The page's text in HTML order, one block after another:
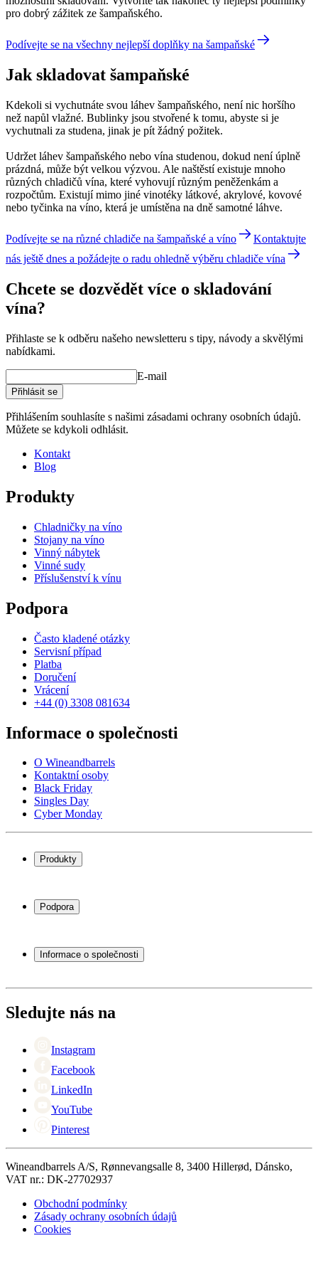
pro dobrý zážitek ze šampaňského.
Podívejte se na všechny nejlepší doplňky na šampaňské
Jak skladovat šampaňské
Kdekoli si vychutnáte svou láhev šampaňského, není nic horšího
než napůl vlažné. Bublinky jsou stvořené k tomu, abyste si je
vychutnali za studena, jinak je pít žádný požitek.
Udržet láhev šampaňského nebo vína studenou, dokud není úplně
prázdná, může být velkou výzvou. Ale naštěstí existuje mnoho
různých chladičů vína, které vyhovují různým peněženkám a
rozpočtům. Existují mimo jiné vinotéky látkové, akrylové, kovové
nebo tyčinka na víno, která je umístěna na dně samotné láhve.
Podívejte se na různé chladiče na šampaňské a víno
Kontaktujte
nás ještě dnes a požádejte o radu ohledně výběru chladiče vína
Chcete se dozvědět více o skladování
vína?
Přihlaste se k odběru našeho newsletteru s tipy, návody a skvělými
nabídkami.
E-mail
Přihlásit se
Přihlášením souhlasíte s našimi zásadami ochrany osobních údajů.
Můžete se kdykoli odhlásit.
Kontakt
Blog
Produkty
Chladničky na víno
Stojany na víno
Vinný nábytek
Vinné sudy
Příslušenství k vínu
Podpora
Často kladené otázky
Servisní případ
Platba
Doručení
Vrácení
+44 (0) 3308 081634
Informace o společnosti
O Wineandbarrels
Kontaktní osoby
Black Friday
Singles Day
Cyber Monday
Produkty
Stojany na víno
Vinný nábytek
Podpora
Servisní případ
Platba
Vrácení
Informace o společnosti
Black Friday
Singles Day
Sledujte nás na
Instagram
Facebook
LinkedIn
YouTube
Pinterest
Wineandbarrels A/S, Rønnevangsalle 8, 3400 Hillerød, Dánsko,
VAT nr.: DK-27702937
Obchodní podmínky
Zásady ochrany osobních údajů
Cookies